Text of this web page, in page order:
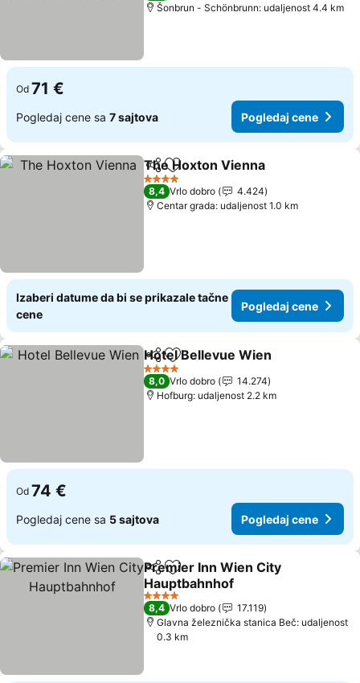
Šonbrun - Schönbrunn: udaljenost 4.4 km
Od 71 €
Pogledaj cene sa 7 sajtova Pogledaj cene
Deli Dodati u favorite
The Hoxton Vienna
4 Zvezdice
8,4 Vrlo dobro
4.424
Centar grada: udaljenost 1.0 km
Izaberi datume da bi se prikazale tačne
cene
Pogledaj cene
Deli Dodati u favorite
Hotel Bellevue Wien
4 Zvezdice
8,0 Vrlo dobro
14.274
Hofburg: udaljenost 2.2 km
Od 74 €
Pogledaj cene sa 5 sajtova Pogledaj cene
Deli Dodati u favorite
Premier Inn Wien City
Hauptbahnhof
Pogledaj cene
4 Zvezdice
8,4 Vrlo dobro
17.119
Glavna železnička stanica Beč: udaljenost
0.3 km